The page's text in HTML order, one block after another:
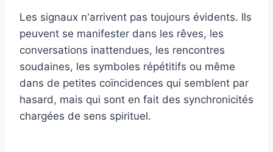
Les signaux n'arrivent pas toujours évidents. Ils
peuvent se manifester dans les rêves, les
conversations inattendues, les rencontres
soudaines, les symboles répétitifs ou même
dans de petites coïncidences qui semblent par
hasard, mais qui sont en fait des synchronicités
chargées de sens spirituel.